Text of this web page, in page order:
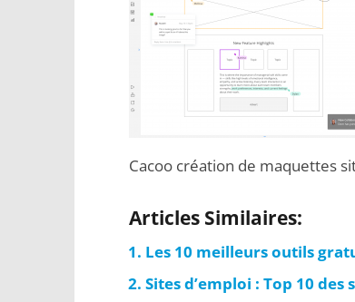
Cacoo création de maquettes
Articles Similaires:
Les 10 meilleurs outils
Sites d’emploi : Top 10